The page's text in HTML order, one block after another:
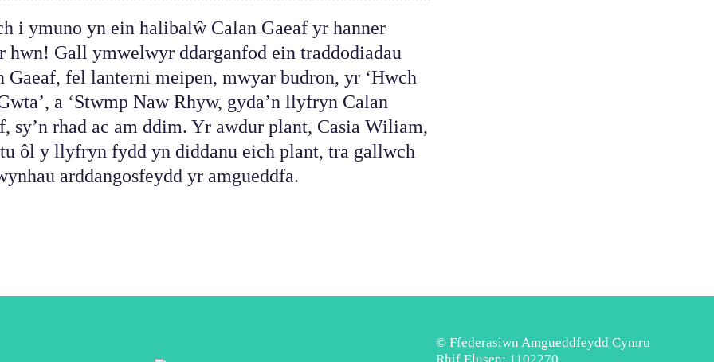
i ymuno yn ein halibalŵ Calan Gaeaf yr hanner
hwn! Gall ymwelwyr ddarganfod ein traddodiadau
Gaeaf, fel lanterni meipen, mwyar budron, yr ‘Hwch
a ‘Stwmp Naw Rhyw, gyda’n llyfryn Calan
sy’n rhad ac am ddim. Yr awdur plant, Casia Wiliam,
ôl y llyfryn fydd yn diddanu eich plant, tra gallwch
arddangosfeydd yr amgueddfa.
© Ffederasiwn Amgueddfeydd Cymru